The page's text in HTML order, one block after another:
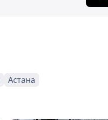
Астана